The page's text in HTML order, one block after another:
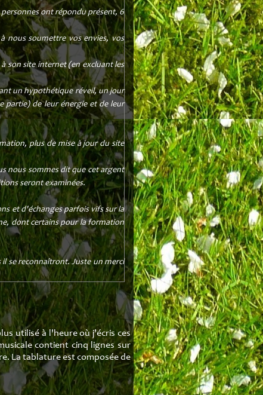
personnes ont répondu présent, 6
nous soumettre vos envies, vos
son site internet (en excluant les
un hypothétique réveil, un jour
partie) de leur énergie et de leur
plus de mise à jour du site
nous sommes dit que cet argent
seront examinées.
et d'échanges parfois vifs sur la
dont certains pour la formation
se reconnaîtront. Juste un merci
utilisé à l'heure où j'écris ces
contient cinq lignes sur
La tablature est composée de